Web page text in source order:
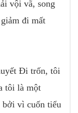
vội vã, song
đi mất
Đi trốn, tôi
tôi là một
bởi vì cuốn tiểu